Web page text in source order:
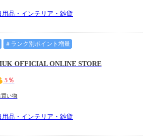
用品・インテリア・雑貨
＃ランク別ポイント増量
OFFICIAL ONLINE STORE
5％
買い物
用品・インテリア・雑貨